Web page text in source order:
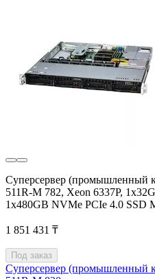
Суперсервер (промышленный
511R-M 782, Xeon 6337P,
1x480GB NVMe PCIe 4.0 SSD
1 851 431 ₸
Под заказ
Суперсервер (промышленный